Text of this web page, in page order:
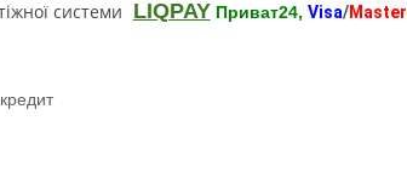
системи LIQPAY Приват24, Visa/Master